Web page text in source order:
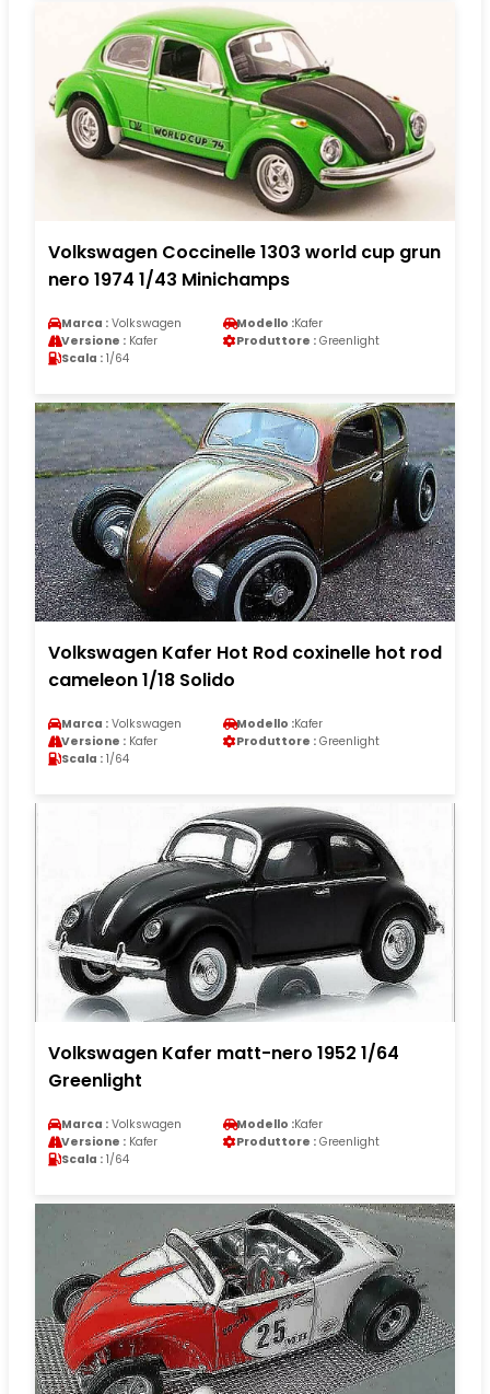
Volkswagen Coccinelle 1303 world cup grun
nero 1974 1/43 Minichamps
Marca : Volkswagen Modello :Kafer
Versione : Kafer Produttore : Greenlight
Scala : 1/64
Volkswagen Kafer Hot Rod coxinelle hot rod
cameleon 1/18 Solido
Marca : Volkswagen Modello :Kafer
Versione : Kafer Produttore : Greenlight
Scala : 1/64
Volkswagen Kafer matt-nero 1952 1/64
Greenlight
Marca : Volkswagen Modello :Kafer
Versione : Kafer Produttore : Greenlight
Scala : 1/64